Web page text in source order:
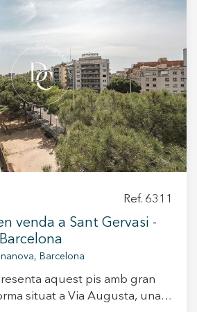
Ref. 6311
venda a Sant Gervasi -
Barcelona
aquest pis amb gran
situat a Via Augusta, una